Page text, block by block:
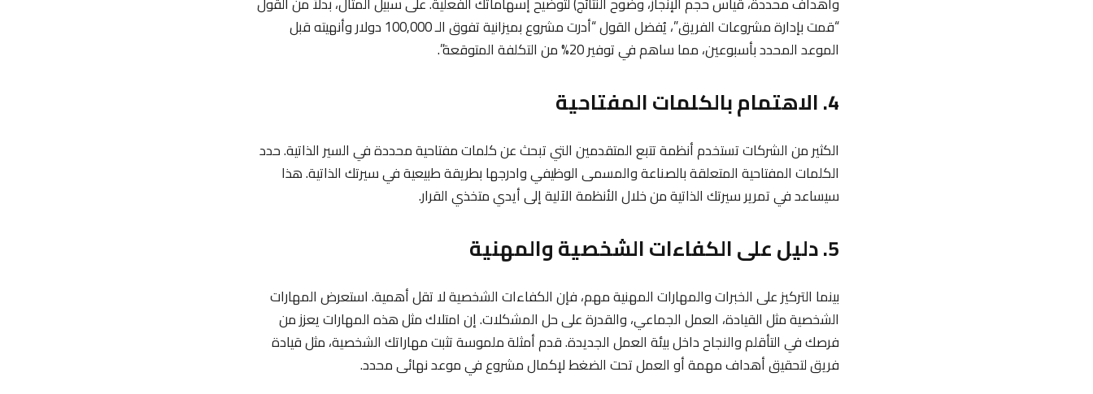
“قمت بإدارة مشروعات الفريق”، يُفضل القول “أدرت مشروع بميزانية تفوق الـ 100,000 دولار وأنهيته قبل
الموعد المحدد بأسبوعين، مما ساهم في توفير 20% من التكلفة المتوقعة”.
4. الاهتمام بالكلمات المفتاحية
الكثير من الشركات تستخدم أنظمة تتبع المتقدمين التي تبحث عن كلمات مفتاحية محددة في السير الذاتية. حدد
الكلمات المفتاحية المتعلقة بالصناعة والمسمى الوظيفي وادرجها بطريقة طبيعية في سيرتك الذاتية. هذا
سيساعد في تمرير سيرتك الذاتية من خلال الأنظمة الآلية إلى أيدي متخذي القرار.
5. دليل على الكفاءات الشخصية والمهنية
بينما التركيز على الخبرات والمهارات المهنية مهم، فإن الكفاءات الشخصية لا تقل أهمية. استعرض المهارات
الشخصية مثل القيادة، العمل الجماعي، والقدرة على حل المشكلات. إن امتلاك مثل هذه المهارات يعزز من
فرصك في التأقلم والنجاح داخل بيئة العمل الجديدة. قدم أمثلة ملموسة تثبت مهاراتك الشخصية، مثل قيادة
فريق لتحقيق أهداف مهمة أو العمل تحت الضغط لإكمال مشروع في موعد نهائى محدد.